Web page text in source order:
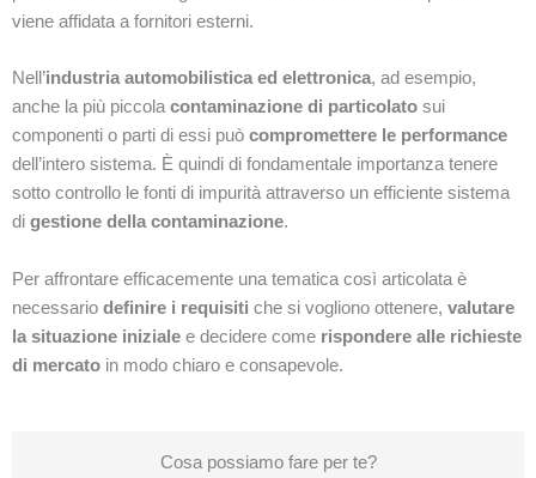
viene affidata a fornitori esterni.
Nell’industria automobilistica ed elettronica, ad esempio,
anche la più piccola contaminazione di particolato sui
componenti o parti di essi può compromettere le performance
dell’intero sistema. È quindi di fondamentale importanza tenere
sotto controllo le fonti di impurità attraverso un efficiente sistema
di gestione della contaminazione.
Per affrontare efficacemente una tematica così articolata è
necessario definire i requisiti che si vogliono ottenere, valutare
la situazione iniziale e decidere come rispondere alle richieste
di mercato in modo chiaro e consapevole.
Cosa possiamo fare per te?